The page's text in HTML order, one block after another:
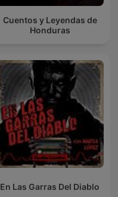
Cuentos y Leyendas de
Honduras
En Las Garras Del Diablo